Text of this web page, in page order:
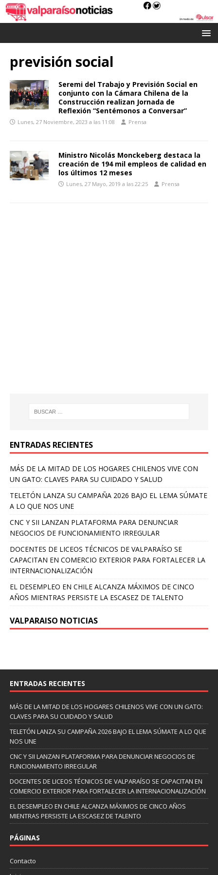
previsión social
Seremi del Trabajo y Previsión Social en
conjunto con la Cámara Chilena de la
Construcción realizan Jornada de
Reflexión “Sentémonos a Conversar”
Lunes, 27 Noviembre, 2023 a las 11:08 Prensa
Ministro Nicolás Monckeberg destaca la
creación de 194 mil empleos de calidad en
los últimos 12 meses
Lunes, 27 Mayo, 2019 a las 22:25 Prensa
ENTRADAS RECIENTES
MÁS DE LA MITAD DE LOS HOGARES CHILENOS VIVE CON
UN GATO: CLAVES PARA SU CUIDADO Y SALUD
TELETÓN LANZA SU CAMPAÑA 2026 BAJO EL LEMA SÚMATE
A LO QUE NOS UNE
CNC Y SII LANZAN PLATAFORMA PARA DENUNCIAR
NEGOCIOS DE FUNCIONAMIENTO IRREGULAR
DOCENTES DE LICEOS TÉCNICOS DE VALPARAÍSO SE
CAPACITAN EN COMERCIO EXTERIOR PARA FORTALECER LA
INTERNACIONALIZACIÓN
EL DESEMPLEO EN CHILE ALCANZA MÁXIMOS DE CINCO
AÑOS MIENTRAS PERSISTE LA ESCASEZ DE TALENTO
VALPARAISO NOTICIAS
ENTRADAS RECIENTES
MÁS DE LA MITAD DE LOS HOGARES CHILENOS VIVE CON UN GATO:
CLAVES PARA SU CUIDADO Y SALUD
TELETÓN LANZA SU CAMPAÑA 2026 BAJO EL LEMA SÚMATE A LO QUE
NOS UNE
CNC Y SII LANZAN PLATAFORMA PARA DENUNCIAR NEGOCIOS DE
FUNCIONAMIENTO IRREGULAR
DOCENTES DE LICEOS TÉCNICOS DE VALPARAÍSO SE CAPACITAN EN
COMERCIO EXTERIOR PARA FORTALECER LA INTERNACIONALIZACIÓN
EL DESEMPLEO EN CHILE ALCANZA MÁXIMOS DE CINCO AÑOS
MIENTRAS PERSISTE LA ESCASEZ DE TALENTO
PÁGINAS
Contacto